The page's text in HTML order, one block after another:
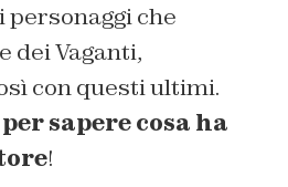
che
dei Vaganti,
con questi ultimi.
sapere cosa ha
!